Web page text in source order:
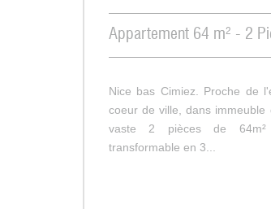
Appartement 64 m² - 2
Nice bas Cimiez. Proche de
coeur de ville, dans immeuble
vaste 2 pièces de 64m²
transformable en 3...